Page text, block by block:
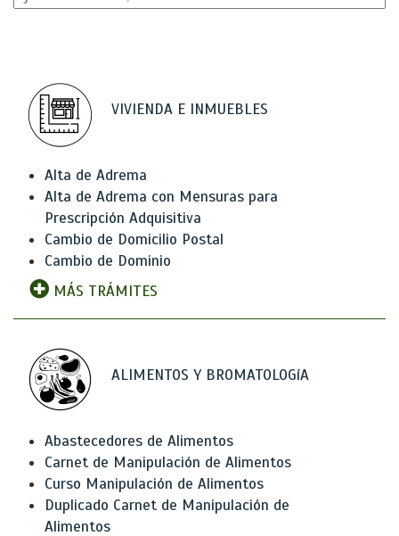
VIVIENDA E INMUEBLES
Alta de Adrema
Alta de Adrema con Mensuras para
Prescripción Adquisitiva
Cambio de Domicilio Postal
Cambio de Dominio
MÁS TRÁMITES
ALIMENTOS Y BROMATOLOGíA
Abastecedores de Alimentos
Carnet de Manipulación de Alimentos
Curso Manipulación de Alimentos
Duplicado Carnet de Manipulación de
Alimentos